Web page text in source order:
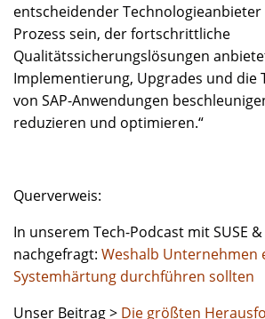
entscheidender Technologieanbieter
Prozess sein, der fortschrittliche
Qualitätssicherungslösungen
Implementierung, Upgrades und die
von SAP-Anwendungen
reduzieren und optimieren.“
Querverweis:
In unserem Tech-Podcast mit SUSE &
nachgefragt: Weshalb Unternehmen
Systemhärtung durchführen sollten
Unser Beitrag > Die größten